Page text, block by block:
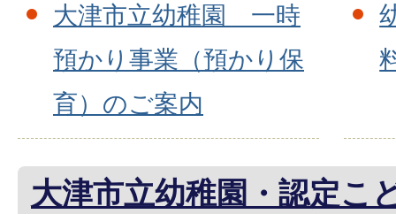
大津市立幼稚園 一時
預かり事業（預かり保
育）のご案内
大津市立幼稚園・認定